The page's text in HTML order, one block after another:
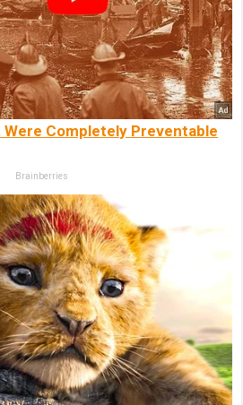
Were Completely Preventable
Brainberries